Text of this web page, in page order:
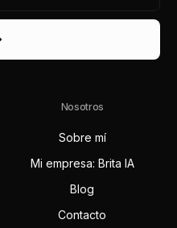
Nosotros
Sobre mí
Mi empresa: Brita IA
Blog
Contacto